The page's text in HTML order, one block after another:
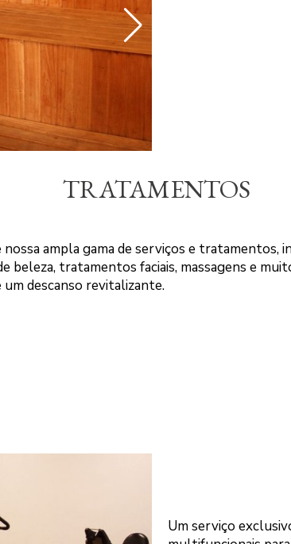
TRATAMENTOS
ampla gama de serviços e tratamentos,
beleza, tratamentos faciais, massagens e
descanso revitalizante.
Um serviço